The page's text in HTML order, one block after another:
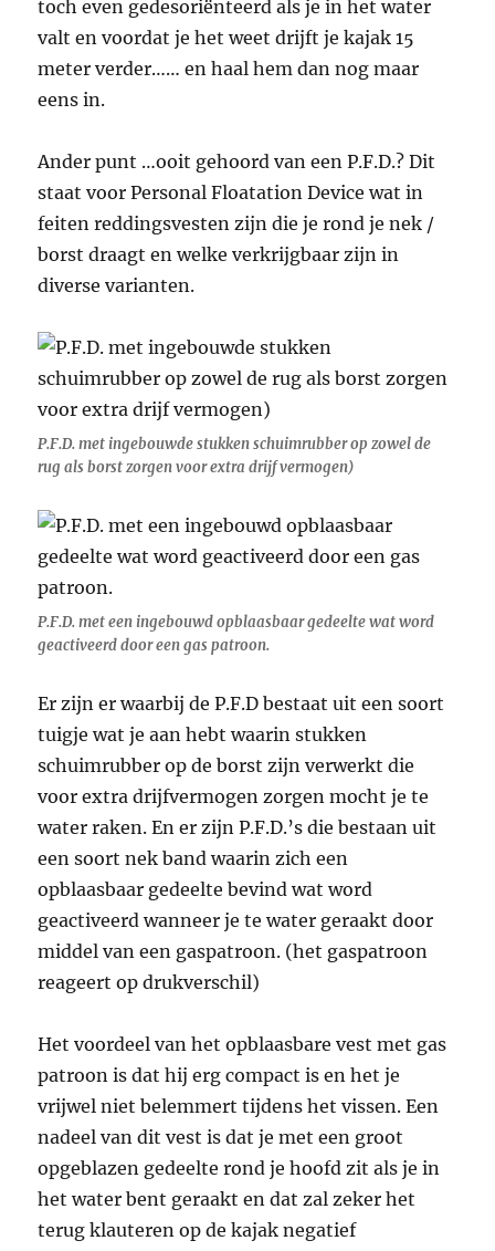
toch even gedesoriënteerd als je in het water
valt en voordat je het weet drijft je kajak 15
meter verder…… en haal hem dan nog maar
eens in.
Ander punt …ooit gehoord van een P.F.D.? Dit
staat voor Personal Floatation Device wat in
feiten reddingsvesten zijn die je rond je nek /
borst draagt en welke verkrijgbaar zijn in
diverse varianten.
P.F.D. met ingebouwde stukken schuimrubber op zowel de
rug als borst zorgen voor extra drijf vermogen)
P.F.D. met een ingebouwd opblaasbaar gedeelte wat word
geactiveerd door een gas patroon.
Er zijn er waarbij de P.F.D bestaat uit een soort
tuigje wat je aan hebt waarin stukken
schuimrubber op de borst zijn verwerkt die
voor extra drijfvermogen zorgen mocht je te
water raken. En er zijn P.F.D.’s die bestaan uit
een soort nek band waarin zich een
opblaasbaar gedeelte bevind wat word
geactiveerd wanneer je te water geraakt door
middel van een gaspatroon. (het gaspatroon
reageert op drukverschil)
Het voordeel van het opblaasbare vest met gas
patroon is dat hij erg compact is en het je
vrijwel niet belemmert tijdens het vissen. Een
nadeel van dit vest is dat je met een groot
opgeblazen gedeelte rond je hoofd zit als je in
het water bent geraakt en dat zal zeker het
terug klauteren op de kajak negatief